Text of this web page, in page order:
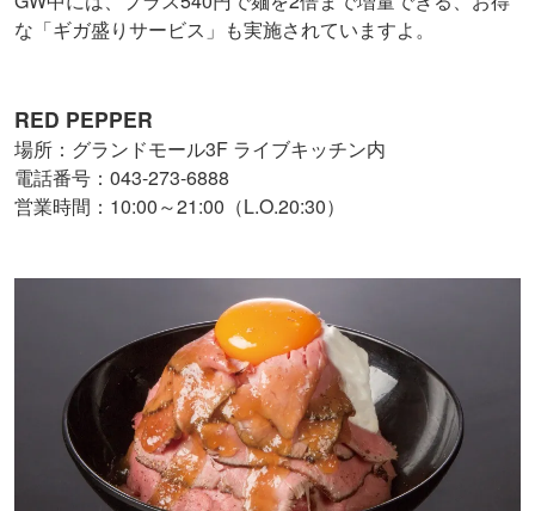
な「ギガ盛りサービス」も実施されていますよ。
RED PEPPER
場所：グランドモール3F ライブキッチン内
電話番号：043-273-6888
営業時間：10:00～21:00（L.O.20:30）